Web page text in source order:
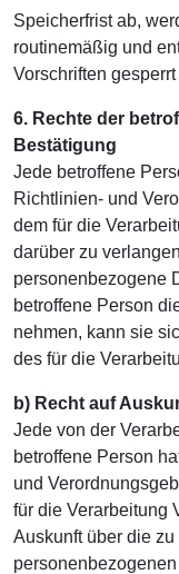
Speicherfrist ab,
routinemäßig und
Vorschriften
6. Rechte der
Bestätigung
Jede betroffene
Richtlinien- und
dem für die
darüber zu
personenbezogene
betroffene Person
nehmen, kann sie
des für die
b) Recht auf
Jede von der
betroffene Person
und
für die Verarbeitung
Auskunft über die